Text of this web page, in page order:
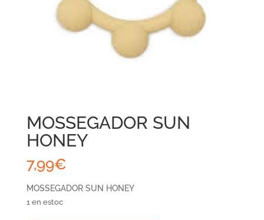
MOSSEGADOR SUN
HONEY
7,99€
MOSSEGADOR SUN HONEY
1 en estoc